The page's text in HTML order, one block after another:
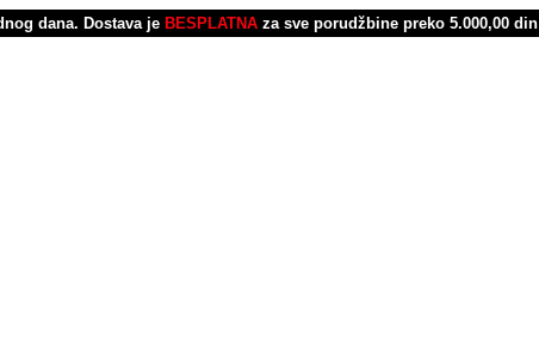
dana. Dostava jeBESPLATNA za sve porudžbine preko 5.000,00 din